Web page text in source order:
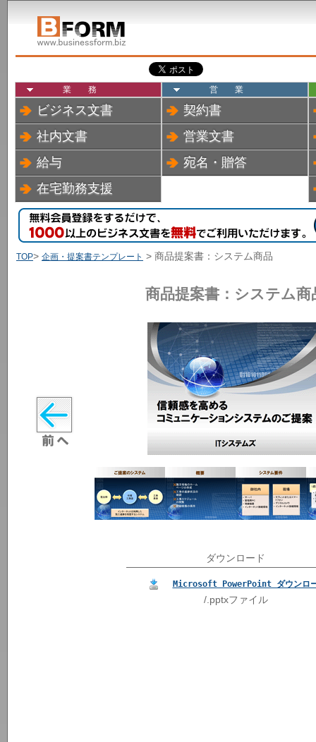
業務
ビジネス文書
社内文書
給与
在宅勤務支援
営業
契約書
営業文書
宛名・贈答
TOP> 企画・提案書テンプレート > 商品提案書：システム商品
商品提案書：システム商
ダウンロード
Microsoft PowerPoint ダウンロ
/.pptxファイル